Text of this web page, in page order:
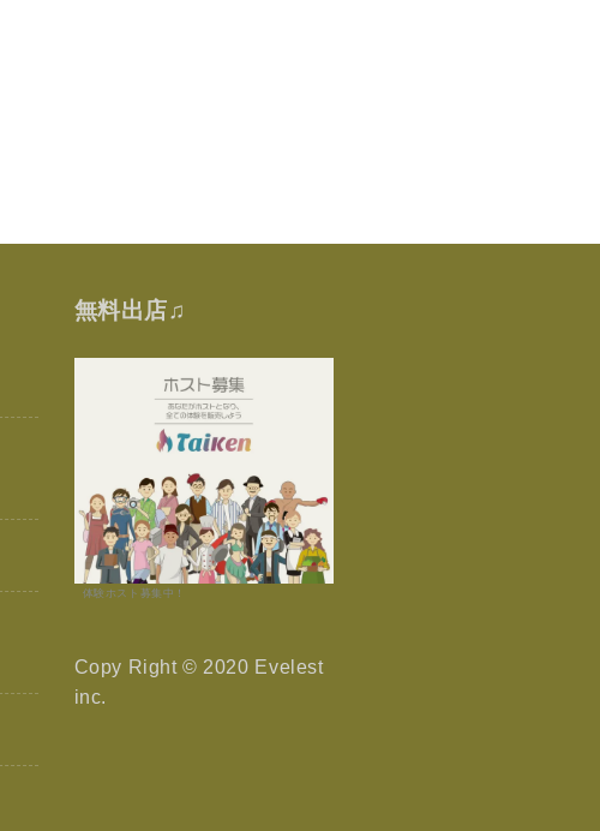
無料出店♫
体験ホスト募集中！
Copy Right © 2020 Evelest
inc.